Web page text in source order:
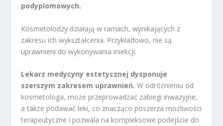
podyplomowych.
Kosmetolodzy działają w ramach, wynikających z
zakresu ich wykształcenia. Przykładowo, nie są
uprawnieni do wykonywania iniekcji.
Lekarz medycyny estetycznej dysponuje
szerszym zakresem uprawnień. W odróżnieniu od
kosmetologa, może przeprowadzać zabiegi inwazyjne,
a także podawać leki, co znacząco poszerza możliwości
terapeutyczne i pozwala na kompleksowe podejście do